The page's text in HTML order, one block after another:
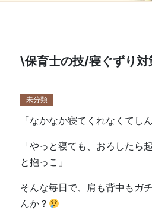
\保育士の技/寝ぐずり対
未分類
「なかなか寝てくれなくてし
「やっと寝ても、おろしたら
と抱っこ」
そんな毎日で、肩も背中もガ
んか？